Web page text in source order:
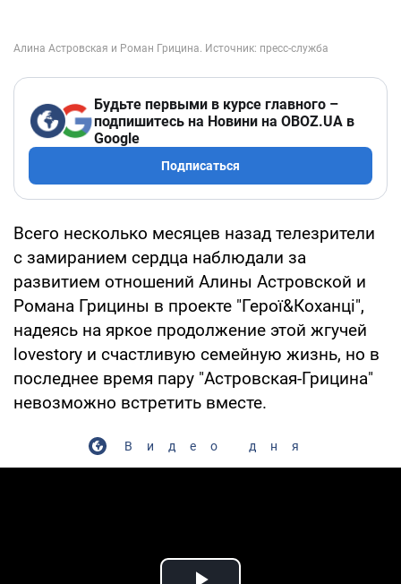
Будьте первыми в курсе главного –
подпишитесь на Новини на OBOZ.UA в
Google
Подписаться
Всего несколько месяцев назад телезрители
с замиранием сердца наблюдали за
развитием отношений Алины Астровской и
Романа Грицины в проекте "Герої&Коханці",
надеясь на яркое продолжение этой жгучей
lovestory и счастливую семейную жизнь, но в
последнее время пару "Астровская-Грицина"
невозможно встретить вместе.
Видео дня